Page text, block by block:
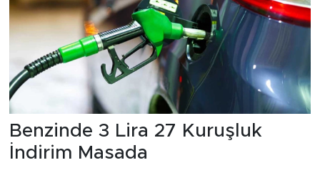
Benzinde 3 Lira 27 Kuruşluk
İndirim Masada